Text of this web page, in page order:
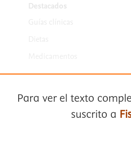
Destacados
Para ver el texto
suscrito a